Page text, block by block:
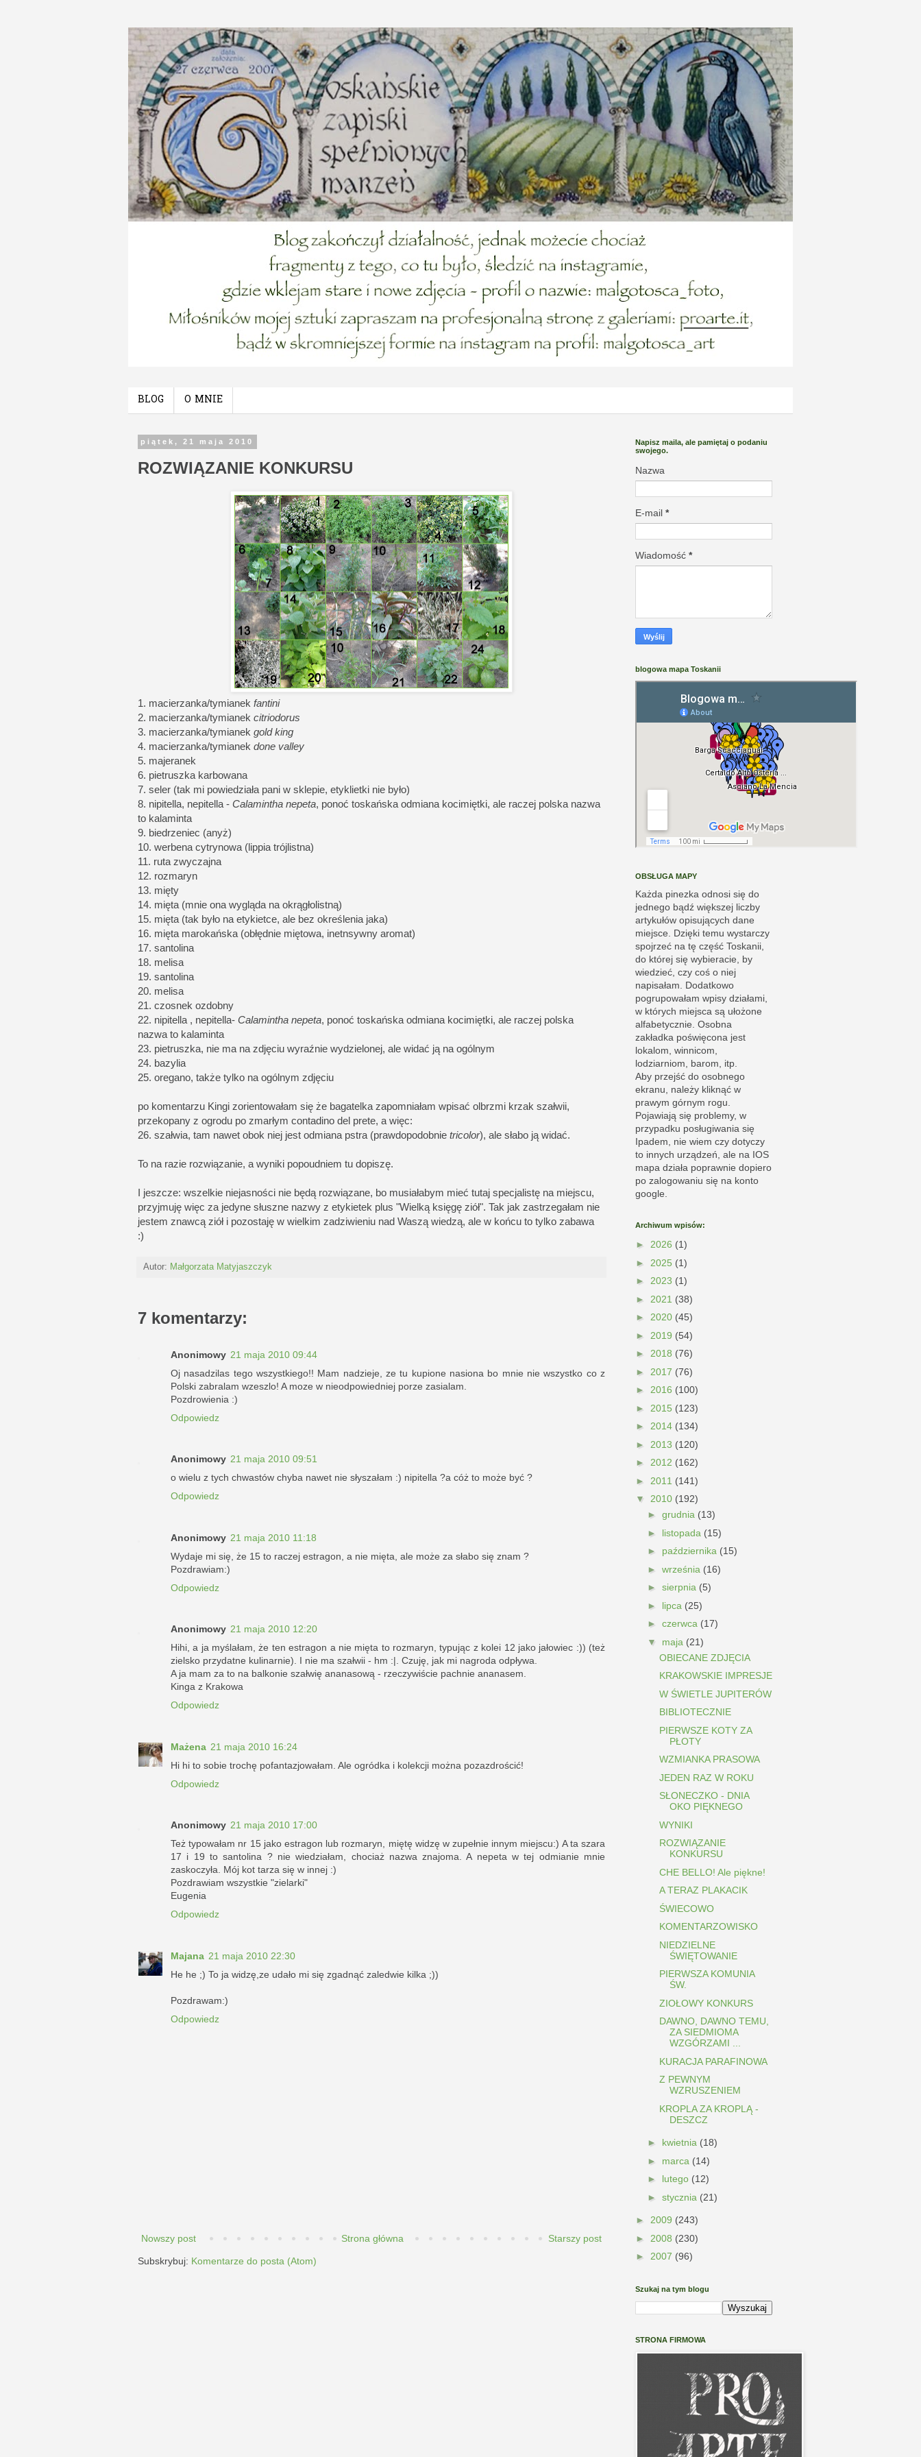
BLOG O MNIE
piątek, 21 maja 2010
ROZWIĄZANIE KONKURSU
1. macierzanka/tymianek fantini
2. macierzanka/tymianek citriodorus
3. macierzanka/tymianek gold king
4. macierzanka/tymianek done valley
5. majeranek
6. pietruszka karbowana
7. seler (tak mi powiedziała pani w sklepie, etyklietki nie było)
8. nipitella, nepitella - Calamintha nepeta, ponoć toskańska odmiana kocimiętki, ale raczej polska nazwa
to kalaminta
9. biedrzeniec (anyż)
10. werbena cytrynowa (lippia trójlistna)
11. ruta zwyczajna
12. rozmaryn
13. mięty
14. mięta (mnie ona wygląda na okrągłolistną)
15. mięta (tak było na etykietce, ale bez określenia jaka)
16. mięta marokańska (obłędnie miętowa, inetnsywny aromat)
17. santolina
18. melisa
19. santolina
20. melisa
21. czosnek ozdobny
22. nipitella , nepitella- Calamintha nepeta, ponoć toskańska odmiana kocimiętki, ale raczej polska
nazwa to kalaminta
23. pietruszka, nie ma na zdjęciu wyraźnie wydzielonej, ale widać ją na ogólnym
24. bazylia
25. oregano, także tylko na ogólnym zdjęciu
po komentarzu Kingi zorientowałam się że bagatelka zapomniałam wpisać olbrzmi krzak szałwii,
przekopany z ogrodu po zmarłym contadino del prete, a więc:
26. szałwia, tam nawet obok niej jest odmiana pstra (prawdopodobnie tricolor), ale słabo ją widać.
To na razie rozwiązanie, a wyniki popoudniem tu dopiszę.
I jeszcze: wszelkie niejasności nie będą rozwiązane, bo musiałabym mieć tutaj specjalistę na miejscu,
przyjmuję więc za jedyne słuszne nazwy z etykietek plus "Wielką księgę ziół". Tak jak zastrzegałam nie
jestem znawcą ziół i pozostaję w wielkim zadziwieniu nad Waszą wiedzą, ale w końcu to tylko zabawa
:)
Autor: Małgorzata Matyjaszczyk
7 komentarzy:
Anonimowy 21 maja 2010 09:44
Oj nasadzilas tego wszystkiego!! Mam nadzieje, ze tu kupione nasiona bo mnie nie wszystko co z
Polski zabralam wzeszlo! A moze w nieodpowiedniej porze zasialam.
Pozdrowienia :)
Odpowiedz
Anonimowy 21 maja 2010 09:51
o wielu z tych chwastów chyba nawet nie słyszałam :) nipitella ?a cóż to może być ?
Odpowiedz
Anonimowy 21 maja 2010 11:18
Wydaje mi się, że 15 to raczej estragon, a nie mięta, ale może za słabo się znam ?
Pozdrawiam:)
Odpowiedz
Anonimowy 21 maja 2010 12:20
Hihi, a ja myślałam, że ten estragon a nie mięta to rozmaryn, typując z kolei 12 jako jałowiec :)) (też
zielsko przydatne kulinarnie). I nie ma szałwii - hm :|. Czuję, jak mi nagroda odpływa.
A ja mam za to na balkonie szałwię ananasową - rzeczywiście pachnie ananasem.
Kinga z Krakowa
Odpowiedz
Mażena 21 maja 2010 16:24
Hi hi to sobie trochę pofantazjowałam. Ale ogródka i kolekcji można pozazdrościć!
Odpowiedz
Anonimowy 21 maja 2010 17:00
Też typowałam nr 15 jako estragon lub rozmaryn, miętę widzę w zupełnie innym miejscu:) A ta szara
17 i 19 to santolina ? nie wiedziałam, chociaż nazwa znajoma. A nepeta w tej odmianie mnie
zaskoczyła. Mój kot tarza się w innej :)
Pozdrawiam wszystkie "zielarki"
Eugenia
Odpowiedz
Majana 21 maja 2010 22:30
He he ;) To ja widzę,ze udało mi się zgadnąć zaledwie kilka ;))
Pozdrawam:)
Odpowiedz
Nowszy post Starszy post
Strona główna
Subskrybuj: Komentarze do posta (Atom)
Napisz maila, ale pamiętaj o podaniu
swojego.
Nazwa
E-mail *
Wiadomość *
blogowa mapa Toskanii
OBSŁUGA MAPY
Każda pinezka odnosi się do
jednego bądź większej liczby
artykułów opisujących dane
miejsce. Dzięki temu wystarczy
spojrzeć na tę część Toskanii,
do której się wybieracie, by
wiedzieć, czy coś o niej
napisałam. Dodatkowo
pogrupowałam wpisy działami,
w których miejsca są ułożone
alfabetycznie. Osobna
zakładka poświęcona jest
lokalom, winnicom,
lodziarniom, barom, itp.
Aby przejść do osobnego
ekranu, należy kliknąć w
prawym górnym rogu.
Pojawiają się problemy, w
przypadku posługiwania się
Ipadem, nie wiem czy dotyczy
to innych urządzeń, ale na IOS
mapa działa poprawnie dopiero
po zalogowaniu się na konto
google.
Archiwum wpisów:
► 2026 (1)
► 2025 (1)
► 2023 (1)
► 2021 (38)
► 2020 (45)
► 2019 (54)
► 2018 (76)
► 2017 (76)
► 2016 (100)
► 2015 (123)
► 2014 (134)
► 2013 (120)
► 2012 (162)
► 2011 (141)
▼ 2010 (192)
► grudnia (13)
► listopada (15)
► października (15)
► września (16)
► sierpnia (5)
► lipca (25)
► czerwca (17)
▼ maja (21)
OBIECANE ZDJĘCIA
KRAKOWSKIE IMPRESJE
W ŚWIETLE JUPITERÓW
BIBLIOTECZNIE
PIERWSZE KOTY ZA
PŁOTY
WZMIANKA PRASOWA
JEDEN RAZ W ROKU
SŁONECZKO - DNIA
OKO PIĘKNEGO
WYNIKI
ROZWIĄZANIE
KONKURSU
CHE BELLO! Ale piękne!
A TERAZ PLAKACIK
ŚWIECOWO
KOMENTARZOWISKO
NIEDZIELNE
ŚWIĘTOWANIE
PIERWSZA KOMUNIA
ŚW.
ZIOŁOWY KONKURS
DAWNO, DAWNO TEMU,
ZA SIEDMIOMA
WZGÓRZAMI ...
KURACJA PARAFINOWA
Z PEWNYM
WZRUSZENIEM
KROPLA ZA KROPLĄ -
DESZCZ
► kwietnia (18)
► marca (14)
► lutego (12)
► stycznia (21)
► 2009 (243)
► 2008 (230)
► 2007 (96)
Szukaj na tym blogu
STRONA FIRMOWA